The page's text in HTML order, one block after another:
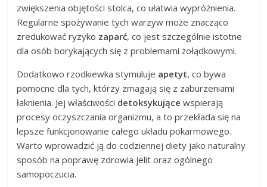
zwiększenia objętości stolca, co ułatwia wypróżnienia.
Regularne spożywanie tych warzyw może znacząco
zredukować ryzyko zaparć, co jest szczególnie istotne
dla osób borykających się z problemami żołądkowymi.
Dodatkowo rzodkiewka stymuluje apetyt, co bywa
pomocne dla tych, którzy zmagają się z zaburzeniami
łaknienia. Jej właściwości detoksykujące wspierają
procesy oczyszczania organizmu, a to przekłada się na
lepsze funkcjonowanie całego układu pokarmowego.
Warto wprowadzić ją do codziennej diety jako naturalny
sposób na poprawę zdrowia jelit oraz ogólnego
samopoczucia.